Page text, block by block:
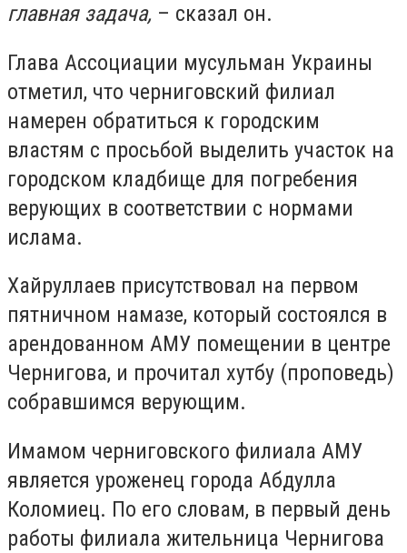
главная задача, – сказал он.
Глава Ассоциации мусульман Украины
отметил, что черниговский филиал
намерен обратиться к городским
властям с просьбой выделить участок на
городском кладбище для погребения
верующих в соответствии с нормами
ислама.
Хайруллаев присутствовал на первом
пятничном намазе, который состоялся в
арендованном АМУ помещении в центре
Чернигова, и прочитал хутбу (проповедь)
собравшимся верующим.
Имамом черниговского филиала АМУ
является уроженец города Абдулла
Коломиец. По его словам, в первый день
работы филиала жительница Чернигова